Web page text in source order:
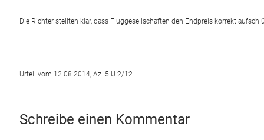
Die Richter stellten klar, dass Fluggesellschaften den Endpreis korrekt
Urteil vom 12.08.2014, Az. 5 U 2/12
Schreibe einen Kommentar